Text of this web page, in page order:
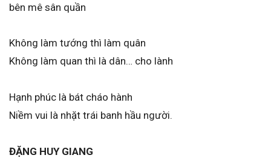
bên mê sân quần
Không làm tướng thì làm quân
Không làm quan thì là dân… cho lành
Hạnh phúc là bát cháo hành
Niềm vui là nhặt trái banh hầu người.
ĐẶNG HUY GIANG